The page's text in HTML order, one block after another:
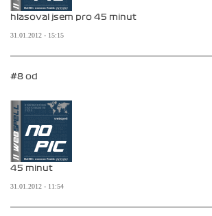
hlasoval jsem pro 45 minut
31.01.2012 - 15:15
#8 od
45 minut
31.01.2012 - 11:54